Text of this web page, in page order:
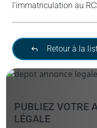
l’immatriculation au
Retour à la
PUBLIEZ VOTRE
LÉGALE